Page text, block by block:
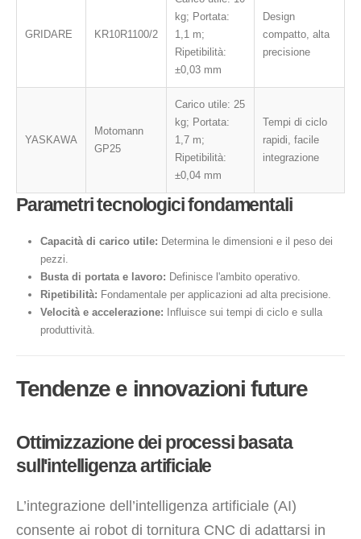
GRIDARE KR10R1100/2
kg; Portata:
1,1 m;
Ripetibilità:
±0,03 mm
Design
compatto, alta
precisione
YASKAWA
Motomann
GP25
Carico utile: 25
kg; Portata:
1,7 m;
Ripetibilità:
±0,04 mm
Tempi di ciclo
rapidi, facile
integrazione
Parametri tecnologici fondamentali
Capacità di carico utile: Determina le dimensioni e il peso dei
pezzi.
Busta di portata e lavoro: Definisce l'ambito operativo.
Ripetibilità: Fondamentale per applicazioni ad alta precisione.
Velocità e accelerazione: Influisce sui tempi di ciclo e sulla
produttività.
Tendenze e innovazioni future
Ottimizzazione dei processi basata
sull'intelligenza artificiale
L’integrazione dell’intelligenza artificiale (AI)
consente ai robot di tornitura CNC di adattarsi in